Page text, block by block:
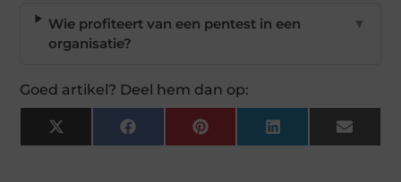
Wie profiteert van een pentest in een
organisatie?
▼
Goed artikel? Deel hem dan op:
X
(Twitter)
FacebookPinterest LinkedIn Email